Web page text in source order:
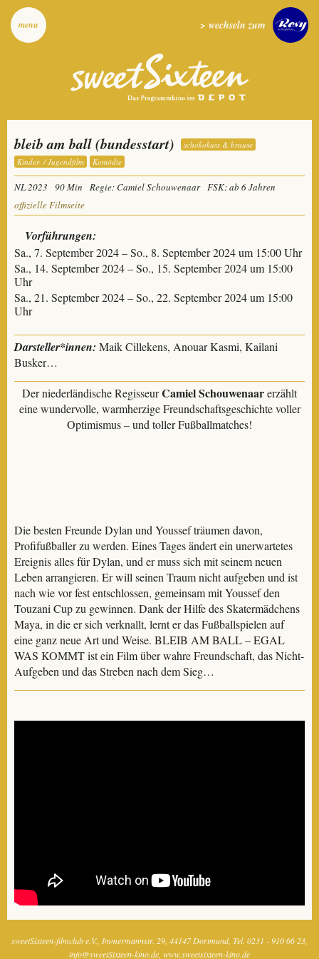
menu > wechseln zum
bleib am ball (bundesstart)
schokokuss & brause
Kinder- / Jugendfilm
Komödie
NL 2023 90 Min Regie: Camiel Schouwenaar FSK: ab 6 Jahren
offizielle Filmseite
Vorführungen:
Sa., 7. September 2024 – So., 8. September 2024 um 15:00 Uhr
Sa., 14. September 2024 – So., 15. September 2024 um 15:00
Uhr
Sa., 21. September 2024 – So., 22. September 2024 um 15:00
Uhr
Darsteller*innen: Maik Cillekens, Anouar Kasmi, Kailani
Busker…
Der niederländische RegisseurCamiel Schouwenaarerzählt
eine wundervolle, warmherzige Freundschaftsgeschichte voller
Optimismus – und toller Fußballmatches!
Die besten Freunde Dylan und Youssef träumen davon,
Profifußballer zu werden. Eines Tages ändert ein unerwartetes
Ereignis alles für Dylan, und er muss sich mit seinem neuen
Leben arrangieren. Er will seinen Traum nicht aufgeben und ist
nach wie vor fest entschlossen, gemeinsam mit Youssef den
Touzani Cup zu gewinnen. Dank der Hilfe des Skatermädchens
Maya, in die er sich verknallt, lernt er das Fußballspielen auf
eine ganz neue Art und Weise. BLEIB AM BALL – EGAL
WAS KOMMT ist ein Film über wahre Freundschaft, das Nicht-
Aufgeben und das Streben nach dem Sieg…
sweetSixteen-filmclub e.V. Immermannstr. 29 44147 Dortmund Tel. 0231 - 910 66 23
info@sweetSixteen-kino.de www.sweetsixteen-kino.de